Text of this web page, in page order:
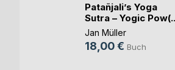
Patañjali’s Yoga
Sutra – Yogic
Jan Müller
18,00 € Buch